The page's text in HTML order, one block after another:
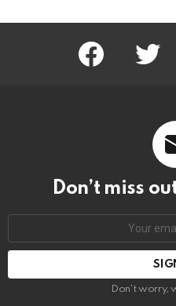
facebook twitter
Don’t miss
Don't worry,